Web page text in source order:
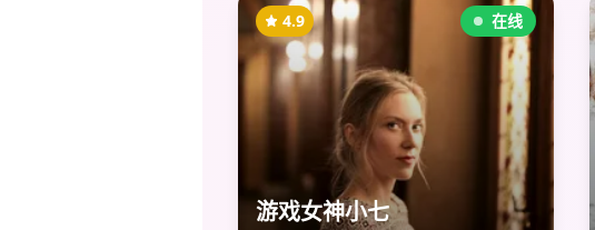
在线
4.9
游戏女神小七